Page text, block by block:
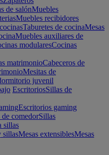
de salónMuebles
Muebles recibidores
Taburetes de cocinaMesas
Muebles auxiliares de
modularesCocinas
matrimonioCabeceros de
Mesitas de
juvenil
EscritoriosSillas de
Escritorios gaming
de comedorSillas
sillas
sillasMesas extensiblesMesas